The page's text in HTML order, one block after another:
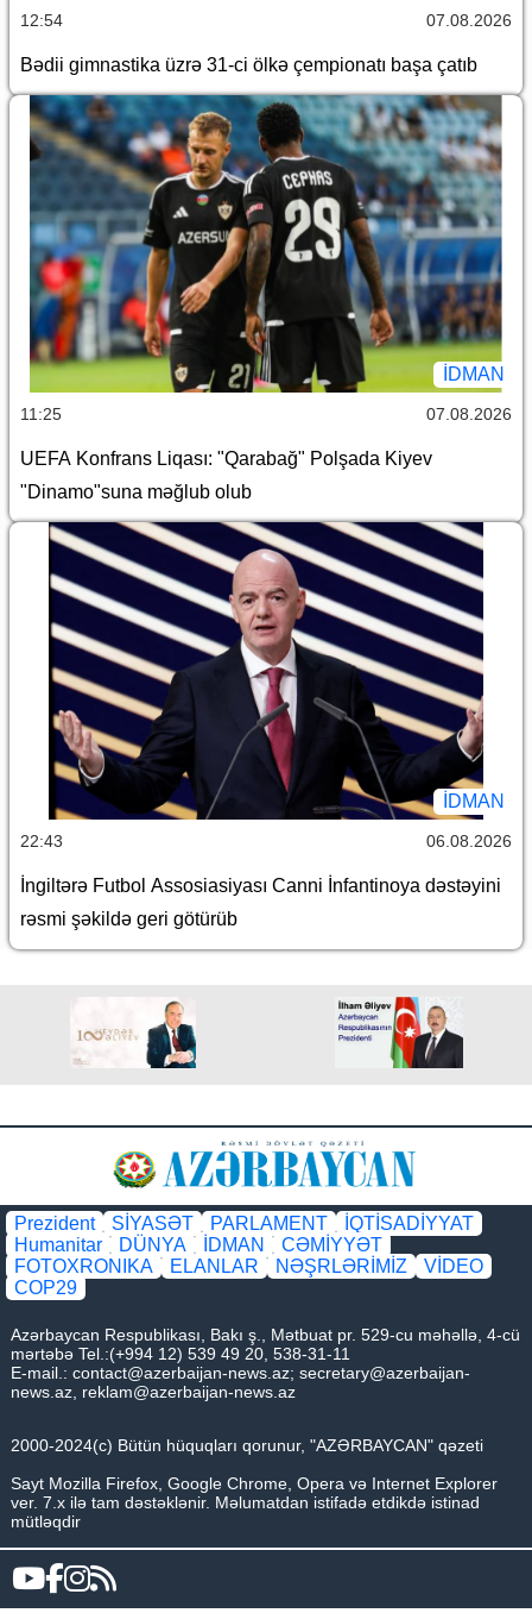
12:54 07.08.2026
Bədii gimnastika üzrə 31-ci ölkə çempionatı başa çatıb
İDMAN
11:25 07.08.2026
UEFA Konfrans Liqası: "Qarabağ" Polşada Kiyev
"Dinamo"suna məğlub olub
İDMAN
22:43 06.08.2026
İngiltərə Futbol Assosiasiyası Canni İnfantinoya dəstəyini
rəsmi şəkildə geri götürüb
Prezident SİYASƏT PARLAMENT
İQTİSADİYYAT
Humanitar
DÜNYA İDMAN
CƏMİYYƏT
FOTOXRONIKA
ELANLAR NƏŞRLƏRİMİZ
VİDEO
COP29
Azərbaycan Respublikası, Bakı ş., Mətbuat pr. 529-cu məhəllə, 4-cü
mərtəbə Tel.:(+994 12) 539 49 20, 538-31-11
E-mail.: contact@azerbaijan-news.az; secretary@azerbaijan-
news.az reklam@azerbaijan-news.az
2000-2024(c) Bütün hüquqları qorunur, "AZƏRBAYCAN" qəzeti
Sayt Mozilla Firefox, Google Chrome, Opera və Internet Explorer
ver. 7.x ilə tam dəstəklənir. Məlumatdan istifadə etdikdə istinad
mütləqdir